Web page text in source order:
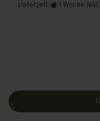
Lieferzeit: 1 Woche